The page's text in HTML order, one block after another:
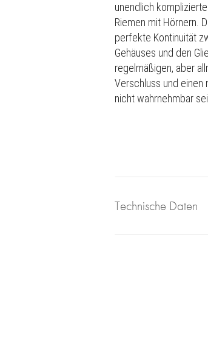
unendlich
Riemen mit Hörnern.
perfekte Kontinuität
Gehäuses und den
regelmäßigen, aber
Verschluss und einen
nicht wahrnehmbar
Technische Daten